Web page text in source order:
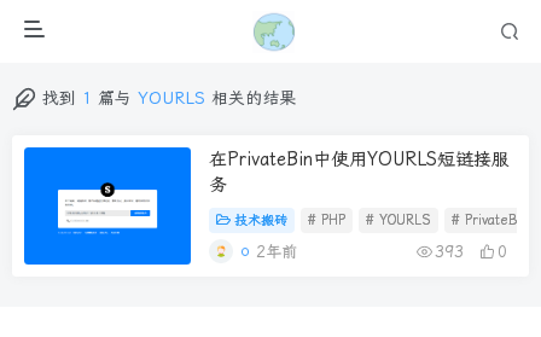
找到 1 篇与 YOURLS 相关的结果
在PrivateBin中使用YOURLS短链接服
务
技术搬砖 # PHP # YOURLS # PrivateBin
2年前 393 0